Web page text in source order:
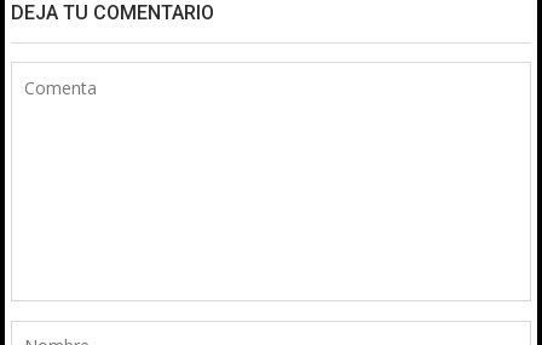
DEJA TU COMENTARIO